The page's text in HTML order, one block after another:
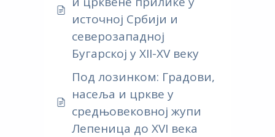
источној Србији и
северозападној
Бугарској у XII-XV веку
Под лозинком: Градови,
насеља и цркве у
средњовековној жупи
Лепеница до XVI века